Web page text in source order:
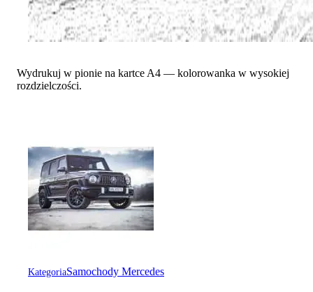
Wydrukuj w pionie na kartce A4 — kolorowanka w wysokiej
rozdzielczości.
KategoriaSamochody Mercedes